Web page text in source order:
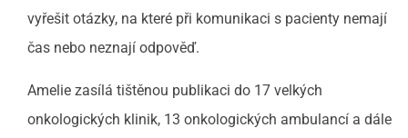
vyřešit otázky, na které při komunikaci s pacienty nemají
čas nebo neznají odpověď.
Amelie zasílá tištěnou publikaci do 17 velkých
onkologických klinik, 13 onkologických ambulancí a dále